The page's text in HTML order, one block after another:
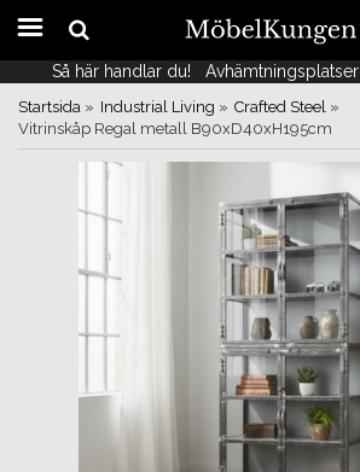
Så här handlar du! Avhämtningsplatser
Så här handlar du! Avhämtningsplatser
Startsida » Industrial Living » Crafted Steel »
Vitrinskåp Regal metall B90xD40xH195cm